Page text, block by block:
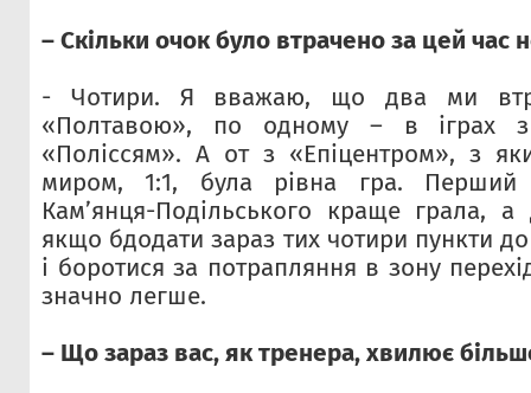
– Скільки очок було втрачено за цей час
- Чотири. Я вважаю, що два ми
«Полтавою», по одному – в іграх з
«Поліссям». А от з «Епіцентром», з
миром, 1:1, була рівна гра.
Кам’янця-Подільського краще грала,
якщо бдодати зараз тих чотири пункти
і боротися за потрапляння в зону
значно легше.
– Що зараз вас, як тренера, хвилює